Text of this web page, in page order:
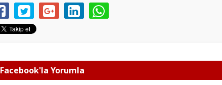
Facebook'la Yorumla